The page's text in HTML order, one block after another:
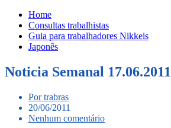
Home
Consultas trabalhistas
Guia para trabalhadores Nikkeis
Japonês
Noticia Semanal 17.06.2011
Por trabras
20/06/2011
Nenhum comentário